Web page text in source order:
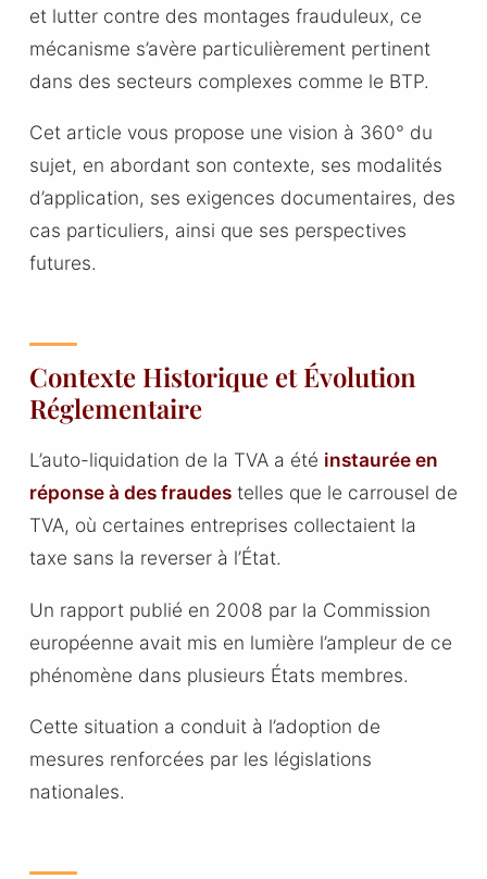
et lutter contre des montages frauduleux, ce
mécanisme s’avère particulièrement pertinent
dans des secteurs complexes comme le BTP.
Cet article vous propose une vision à 360° du
sujet, en abordant son contexte, ses modalités
d’application, ses exigences documentaires, des
cas particuliers, ainsi que ses perspectives
futures.
Contexte Historique et Évolution
Réglementaire
L’auto-liquidation de la TVA a été instaurée en
réponse à des fraudestelles que le carrousel de
TVA, où certaines entreprises collectaient la
taxe sans la reverser à l’État.
Un rapport publié en 2008 par la Commission
européenne avait mis en lumière l’ampleur de ce
phénomène dans plusieurs États membres.
Cette situation a conduit à l’adoption de
mesures renforcées par les législations
nationales.